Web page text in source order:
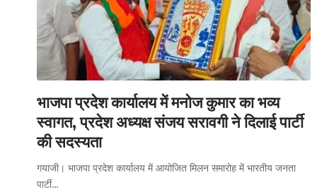
भाजपा प्रदेश कार्यालय में मनोज कुमार का भव्य
स्वागत, प्रदेश अध्यक्ष संजय सरावगी ने दिलाई पार्टी
की सदस्यता
गयाजी। भाजपा प्रदेश कार्यालय में आयोजित मिलन समारोह में भारतीय जनता
पार्टी…